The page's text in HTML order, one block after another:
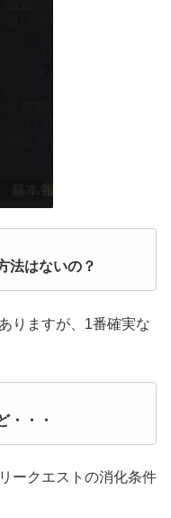
法はないの？
りますが、1番確実な
・・・
ークエストの消化条件